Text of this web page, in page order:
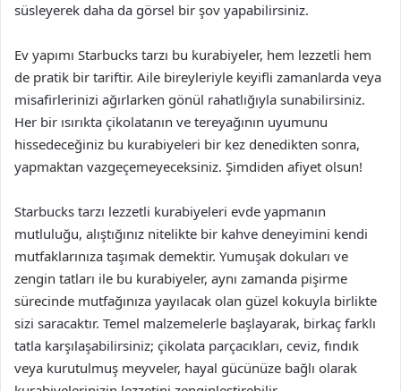
süsleyerek daha da görsel bir şov yapabilirsiniz.
Ev yapımı Starbucks tarzı bu kurabiyeler, hem lezzetli hem
de pratik bir tariftir. Aile bireyleriyle keyifli zamanlarda veya
misafirlerinizi ağırlarken gönül rahatlığıyla sunabilirsiniz.
Her bir ısırıkta çikolatanın ve tereyağının uyumunu
hissedeceğiniz bu kurabiyeleri bir kez denedikten sonra,
yapmaktan vazgeçemeyeceksiniz. Şimdiden afiyet olsun!
Starbucks tarzı lezzetli kurabiyeleri evde yapmanın
mutluluğu, alıştığınız nitelikte bir kahve deneyimini kendi
mutfaklarınıza taşımak demektir. Yumuşak dokuları ve
zengin tatları ile bu kurabiyeler, aynı zamanda pişirme
sürecinde mutfağınıza yayılacak olan güzel kokuyla birlikte
sizi saracaktır. Temel malzemelerle başlayarak, birkaç farklı
tatla karşılaşabilirsiniz; çikolata parçacıkları, ceviz, fındık
veya kurutulmuş meyveler, hayal gücünüze bağlı olarak